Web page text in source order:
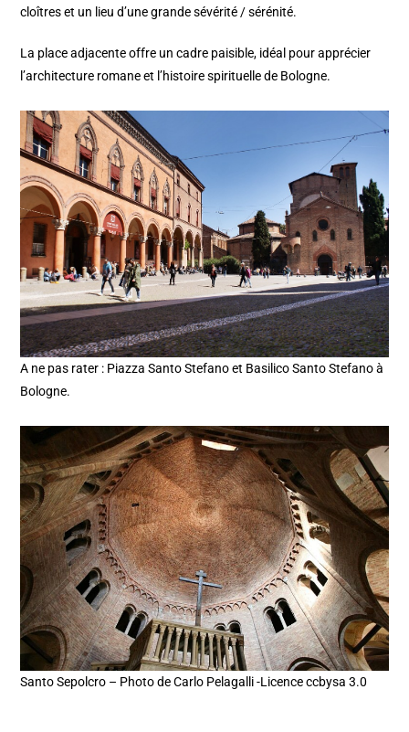
cloîtres et un lieu d’une grande sévérité / sérénité.
La place adjacente offre un cadre paisible, idéal pour apprécier
l’architecture romane et l’histoire spirituelle de Bologne.
A ne pas rater : Piazza Santo Stefano et Basilico Santo Stefano à
Bologne.
Santo Sepolcro – Photo de Carlo Pelagalli -Licence ccbysa 3.0